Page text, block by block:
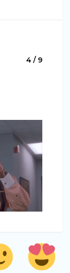
4 / 9